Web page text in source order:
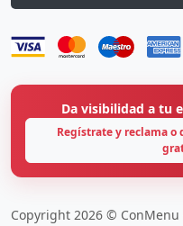
Da visibilidad a tu
Regístrate y reclama
Copyright 2026 © ConMenu